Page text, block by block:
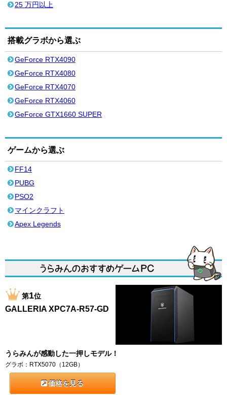
25 万円以上
搭載グラボから選ぶ
GeForce RTX4090
GeForce RTX4080
GeForce RTX4070
GeForce RTX4060
GeForce GTX1660 SUPER
ゲームから選ぶ
FF14
PUBG
PSO2
マインクラフト
Apex Legends
第1位
GALLERIA XPC7A-R57-GD
うらみんが感動した一押しモデル！
グラボ：RTX5070（12GB）
価格を見る